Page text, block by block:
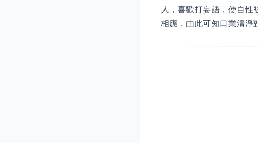
人，喜歡打妄語，使自
相應，由此可知口業清淨